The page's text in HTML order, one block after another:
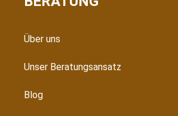
Über uns
Unser Beratungsansatz
Blog